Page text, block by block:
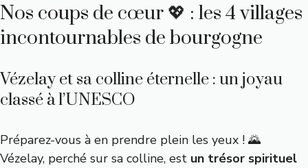
Nos coups de cœur 💖 : les 4 villages
incontournables de bourgogne
Vézelay et sa colline éternelle : un joyau
classé à l’UNESCO
Préparez-vous à en prendre plein les yeux ! 🌄
Vézelay, perché sur sa colline, est un trésor spirituel